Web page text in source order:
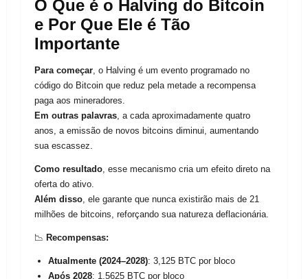
O Que é o Halving do Bitcoin
e Por Que Ele é Tão
Importante
Para começar, o Halving é um evento programado no
código do Bitcoin que reduz pela metade a recompensa
paga aos mineradores.
Em outras palavras, a cada aproximadamente quatro
anos, a emissão de novos bitcoins diminui, aumentando
sua escassez.
Como resultado, esse mecanismo cria um efeito direto na
oferta do ativo.
Além disso, ele garante que nunca existirão mais de 21
milhões de bitcoins, reforçando sua natureza deflacionária.
📉 Recompensas:
Atualmente (2024–2028): 3,125 BTC por bloco
Após 2028: 1,5625 BTC por bloco